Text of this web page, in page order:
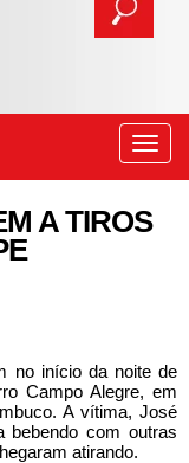
A TIROS
no início da noite de
Campo Alegre, em
A vítima, José
bebendo com outras
atirando.